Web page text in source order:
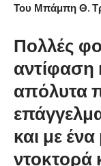
Του Μπάμπη Θ.
Πολλές
αντίφαση
απόλυτα
και με
ντοκτορά